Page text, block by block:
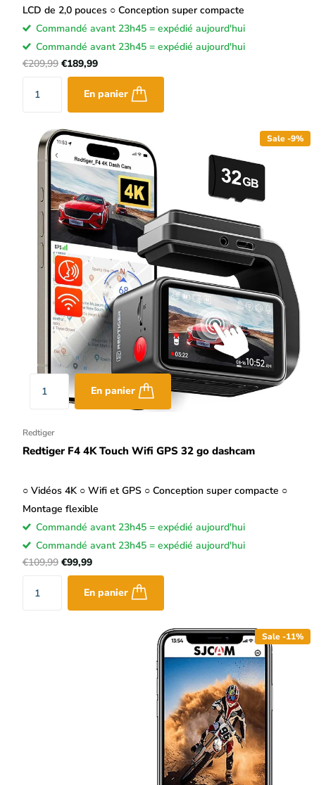
LCD de 2,0 pouces ○ Conception super compacte
Commandé avant 23h45 = expédié aujourd'hui
Commandé avant 23h45 = expédié aujourd'hui
€209,99 €189,99
En panier
Sale -9%
En panier
Redtiger
Redtiger F4 4K Touch Wifi GPS 32 go dashcam
○ Vidéos 4K ○ Wifi et GPS ○ Conception super compacte ○
Montage flexible
Commandé avant 23h45 = expédié aujourd'hui
Commandé avant 23h45 = expédié aujourd'hui
€109,99 €99,99
En panier
Sale -11%